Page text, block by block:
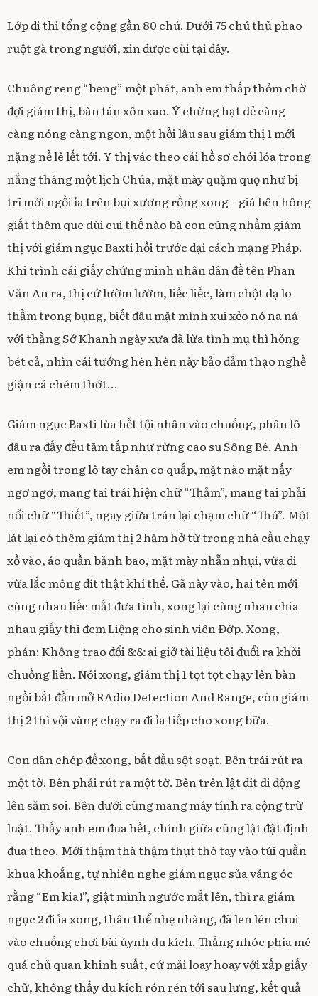
Lớp đi thi tổng cộng gần 80 chú. Dưới 75 chú thủ phao
ruột gà trong người, xin được cùi tại đây.
Chuông reng “beng” một phát, anh em thấp thỏm chờ
đợi giám thị, bàn tán xôn xao. Ý chừng hạt dẻ càng
càng nóng càng ngon, một hồi lâu sau giám thị 1 mới
nặng nề lê lết tới. Y thị vác theo cái hồ sơ chói lóa trong
nắng tháng một lịch Chúa, mặt mày quặm quọ như bị
trĩ mới ngồi ỉa trên bụi xương rồng xong – giá bên hông
giắt thêm que dùi cui thế nào bà con cũng nhầm giám
thị với giám ngục Baxti hồi trước đại cách mạng Pháp.
Khi trình cái giấy chứng minh nhân dân đề tên Phan
Văn An ra, thị cứ lườm lườm, liếc liếc, làm chột dạ lo
thầm trong bụng, biết đâu mặt mình xui xẻo nó na ná
với thằng Sở Khanh ngày xưa đã lừa tình mụ thì hỏng
bét cả, nhìn cái tướng hèn hèn này bảo đảm thạo nghề
giận cá chém thớt…
Giám ngục Baxti lùa hết tội nhân vào chuồng, phân lô
đâu ra đấy đều tăm tắp như rừng cao su Sông Bé. Anh
em ngồi trong lô tay chân co quắp, mặt nào mặt nấy
ngơ ngơ, mang tai trái hiện chữ “Thảm”, mang tai phải
nổi chữ “Thiết”, ngay giữa trán lại chạm chữ “Thú”. Một
lát lại có thêm giám thị 2 hăm hở từ trong nhà cầu chạy
xồ vào, áo quần bảnh bao, mặt mày nhẵn nhụi, vừa đi
vừa lắc mông đít thật khí thế. Gã này vào, hai tên mới
cùng nhau liếc mắt đưa tình, xong lại cùng nhau chia
nhau giấy thi đem Liệng cho sinh viên Đớp. Xong,
phán: Không trao đổi && ai giở tài liệu tôi đuổi ra khỏi
chuồng liền. Nói xong, giám thị 1 tọt tọt chạy lên bàn
ngồi bắt đầu mở RAdio Detection And Range, còn giám
thị 2 thì vội vàng chạy ra đi ỉa tiếp cho xong bữa.
Con dân chép đề xong, bắt đầu sột soạt. Bên trái rút ra
một tờ. Bên phải rút ra một tờ. Bên trên lật đít di động
lên săm soi. Bên dưới cũng mang máy tính ra cộng trừ
luật. Thấy anh em đua hết, chính giữa cũng lật đật định
đua theo. Mới thậm thà thậm thụt thò tay vào túi quần
khua khoắng, tự nhiên nghe giám ngục sủa váng óc
rằng “Em kia!”, giật mình ngước mắt lên, thì ra giám
ngục 2 đi ỉa xong, thân thể nhẹ nhàng, đã len lén chui
vào chuồng chơi bài úynh du kích. Thằng nhóc phía mé
quá chủ quan khinh suất, cứ mải loay hoay với xấp giấy
chữ, không thấy du kích rón rén tới sau lưng, kết quả